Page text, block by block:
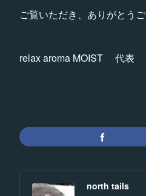
ご覧いただき、ありがとうご
relax aroma MOIST 代表
north tails